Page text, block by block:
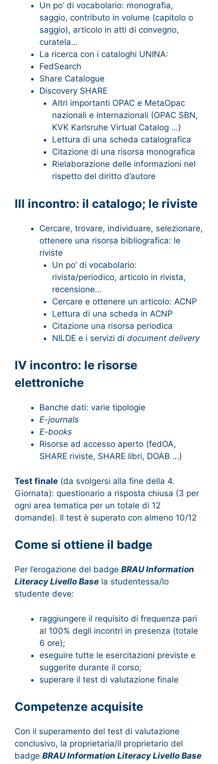
Un po’ di vocabolario: monografia,
saggio, contributo in volume (capitolo o
saggio), articolo in atti di convegno,
curatela…
La ricerca con i cataloghi UNINA:
FedSearch
Share Catalogue
Discovery SHARE
Altri importanti OPAC e MetaOpac
nazionali e internazionali (OPAC SBN,
KVK Karlsruhe Virtual Catalog …)
Lettura di una scheda catalografica
Citazione di una risorsa monografica
Rielaborazione delle informazioni nel
rispetto del diritto d’autore
III incontro: il catalogo; le riviste
Cercare, trovare, individuare, selezionare,
ottenere una risorsa bibliografica: le
riviste
Un po’ di vocabolario:
rivista/periodico, articolo in rivista,
recensione…
Cercare e ottenere un articolo: ACNP
Lettura di una scheda in ACNP
Citazione una risorsa periodica
NILDE e i servizi di document delivery
IV incontro: le risorse
elettroniche
Banche dati: varie tipologie
E-journals
E-books
Risorse ad accesso aperto (fedOA,
SHARE riviste, SHARE libri, DOAB …)
Test finale (da svolgersi alla fine della 4.
Giornata): questionario a risposta chiusa (3 per
ogni area tematica per un totale di 12
domande). Il test è superato con almeno 10/12
Come si ottiene il badge
Per l’erogazione del badge BRAU Information
Literacy Livello Base la studentessa/lo
studente deve:
raggiungere il requisito di frequenza pari
al 100% degli incontri in presenza (totale
6 ore);
eseguire tutte le esercitazioni previste e
suggerite durante il corso;
superare il test di valutazione finale
Competenze acquisite
Con il superamento del test di valutazione
conclusivo, la proprietaria/il proprietario del
badge BRAU Information Literacy Livello Base